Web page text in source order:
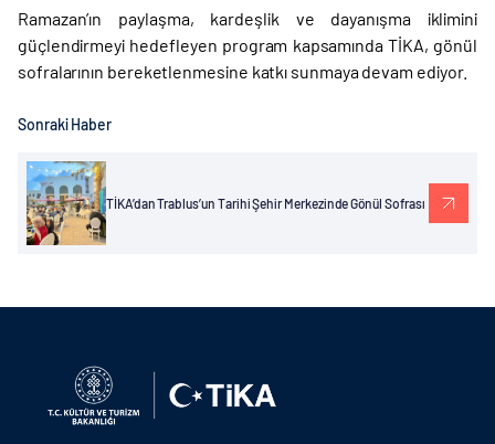
Ramazan’ın paylaşma, kardeşlik ve dayanışma iklimini
güçlendirmeyi hedefleyen program kapsamında TİKA, gönül
sofralarının bereketlenmesine katkı sunmaya devam ediyor.
Sonraki Haber
TİKA’dan Trablus’un Tarihi Şehir Merkezinde Gönül Sofrası